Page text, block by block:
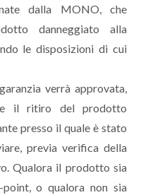
dalla MONO, che
danneggiato alla
le disposizioni di cui
verrà approvata,
il ritiro del prodotto
presso il quale è stato
previa verifica della
Qualora il prodotto sia
o qualora non sia